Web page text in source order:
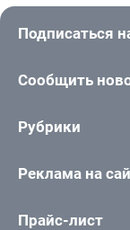
Подписаться
Сообщить
Рубрики
Реклама на
Прайс-лист